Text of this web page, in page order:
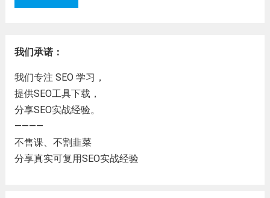
我们承诺：
我们专注 SEO 学习，
提供SEO工具下载，
分享SEO实战经验。
————
不售课、不割韭菜
分享真实可复用SEO实战经验